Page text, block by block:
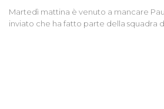
Martedì mattina è venuto a mancare
inviato che ha fatto parte della squadra